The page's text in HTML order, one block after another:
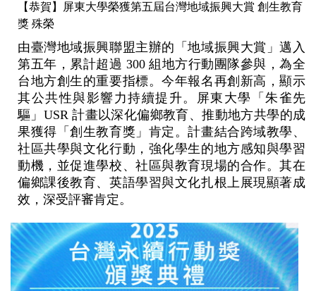
【恭賀】屏東大學榮獲第五屆台灣地域振興大賞 創生教育
獎 殊榮
由臺灣地域振興聯盟主辦的「地域振興大賞」邁入
第五年，累計超過 300 組地方行動團隊參與，為全
台地方創生的重要指標。今年報名再創新高，顯示
其公共性與影響力持續提升。屏東大學「朱雀先
驅」USR 計畫以深化偏鄉教育、推動地方共學的成
果獲得「創生教育獎」肯定。計畫結合跨域教學、
社區共學與文化行動，強化學生的地方感知與學習
動機，並促進學校、社區與教育現場的合作。其在
偏鄉課後教育、英語學習與文化扎根上展現顯著成
效，深受評審肯定。